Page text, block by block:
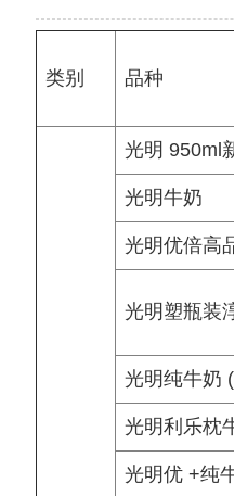
类别 品种
光明 950ml
光明牛奶
光明优倍高
光明塑瓶装
光明纯牛奶
光明利乐枕
光明优 +纯